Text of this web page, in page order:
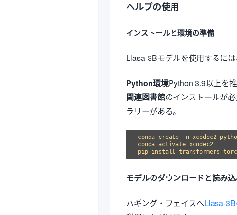
ヘルプの使用
インストールと環境の準備
Llasa-3Bモデルを使用するに
Python環境Python 3.9以上を推
関連図書館のインストールが必
ラリーがある。
conda create -n xcodec2
conda activate xcodec2
モデルのダウンロードと読み
ハギング・フェイスへLlasa-